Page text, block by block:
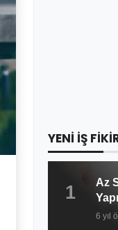
YENİ İŞ
1
Az
Ne
6 yıl